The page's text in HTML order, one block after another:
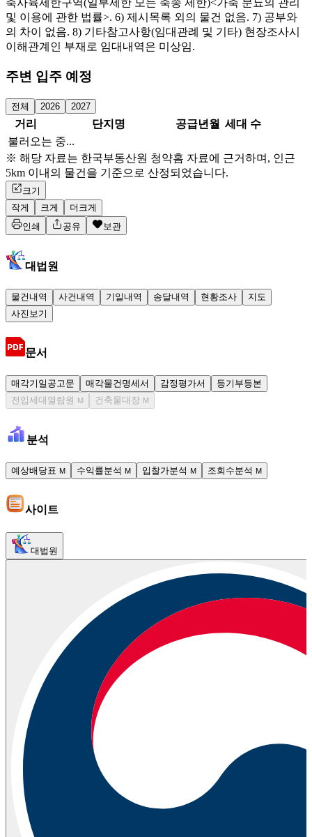
및 이용에 관한 법률>. 6) 제시목록 외의 물건 없음. 7) 공부와
의 차이 없음. 8) 기타참고사항(임대관례 및 기타) 현장조사시
이해관계인 부재로 임대내역은 미상임.
주변 입주 예정
전체 2026 2027
거리 단지명 공급년월 세대 수
불러오는 중...
※ 해당 자료는 한국부동산원 청약홈 자료에 근거하며, 인근
5km 이내의 물건을 기준으로 산정되었습니다.
크기
작게
크게
더크게
인쇄
공유 보관
대법원
물건내역 사건내역 기일내역 송달내역 현황조사
지도
사진보기
문서
매각기일공고문 매각물건명세서 감정평가서
등기부등본
전입세대열람원
M 건축물대장 M
분석
예상배당표 M 수익률분석 M 입찰가분석 M 조회수분석 M
사이트
대법원